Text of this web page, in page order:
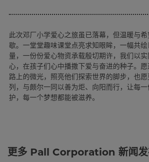
此次邓厂小学爱心之旅虽已落幕，但温暖与
歇。一堂堂趣味课堂点亮求知眼眸，一幅共
量，一份份爱心物资承载殷切期许，我们以
心，在孩子们心中播撒下爱与奋进的种子。
路上的微光，照亮他们探索世界的脚步，也
列，与颇尔一同以善为炬、向阳而行，让每
护，每一个梦想都能被滋养。
更多 Pall Corporation 新闻